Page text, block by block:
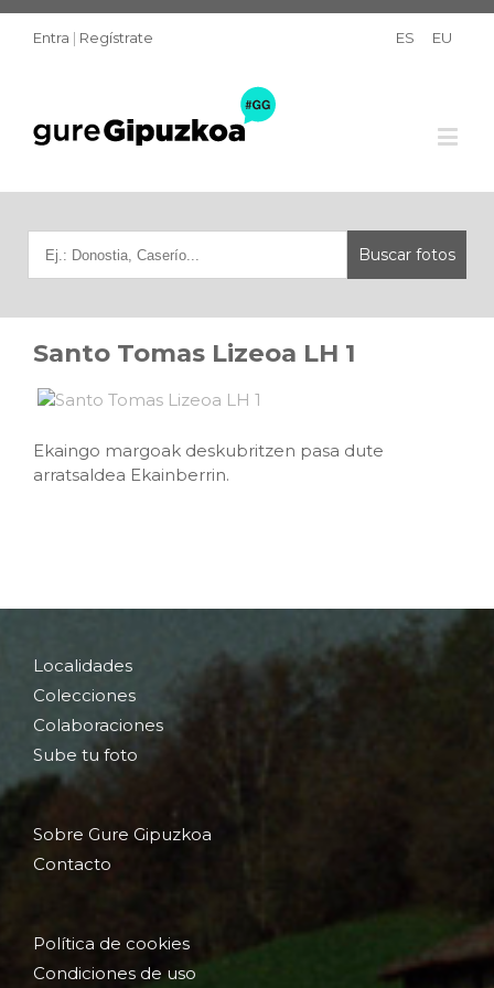
Entra | Regístrate ES EU
Santo Tomas Lizeoa LH 1
Ekaingo margoak deskubritzen pasa dute
arratsaldea Ekainberrin.
Localidades
Colecciones
Colaboraciones
Sube tu foto
Sobre Gure Gipuzkoa
Contacto
Política de cookies
Condiciones de uso